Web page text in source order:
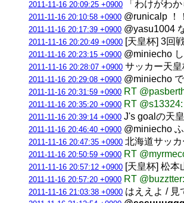
2011-11-16 20:09:25 +0900 「わけがわ
2011-11-16 20:10:58 +0900 @runicalp ！
2011-11-16 20:17:39 +0900 @yasu1004
2011-11-16 20:20:49 +0900 [天皇杯] 3回
2011-11-16 20:23:15 +0900 @miniecho
2011-11-16 20:28:07 +0900 サッカー天
2011-11-16 20:29:08 +0900 @miniecho
2011-11-16 20:31:59 +0900 RT
2011-11-16 20:35:20 +0900 RT
2011-11-16 20:39:14 +0900 J's goalの天
2011-11-16 20:46:40 +0900 @miniecho
2011-11-16 20:47:35 +0900 北海道サッ
2011-11-16 20:50:59 +0900 RT
2011-11-16 20:57:12 +0900 [天皇杯] 松
2011-11-16 20:57:20 +0900 RT
2011-11-16 21:03:38 +0900 はええよ / 見